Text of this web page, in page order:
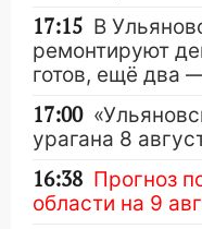
17:15 В
ремонтируют
готов, ещё два
17:00
урагана 8
16:38 Прогноз
области на 9